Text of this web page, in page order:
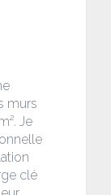
murs
Je
clé